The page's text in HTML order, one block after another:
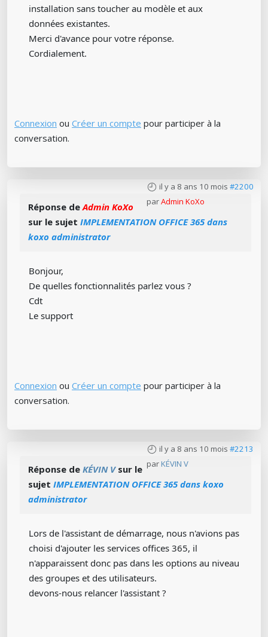
installation sans toucher au modèle et aux
données existantes.
Merci d'avance pour votre réponse.
Cordialement.
Connexion ou Créer un compte pour participer à la
conversation.
il y a 8 ans 10 mois #2200
parAdmin KoXo
Réponse deAdmin KoXo
sur le sujet IMPLEMENTATION OFFICE 365 dans
koxo administrator
Bonjour,
De quelles fonctionnalités parlez vous ?
Cdt
Le support
Connexion ou Créer un compte pour participer à la
conversation.
il y a 8 ans 10 mois #2213
par KÉVIN V
Réponse de KÉVIN Vsur le
sujet IMPLEMENTATION OFFICE 365 dans koxo
administrator
Lors de l'assistant de démarrage, nous n'avions pas
choisi d'ajouter les services offices 365, il
n'apparaissent donc pas dans les options au niveau
des groupes et des utilisateurs.
devons-nous relancer l'assistant ?